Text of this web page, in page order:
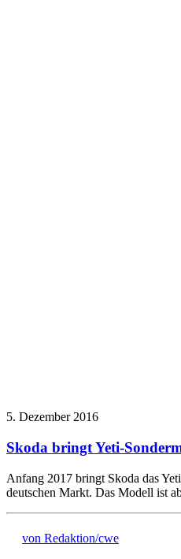
5. Dezember 2016
Skoda bringt Yeti-
Anfang 2017 bringt Skoda das
deutschen Markt. Das Modell ist
von Redaktion/cwe